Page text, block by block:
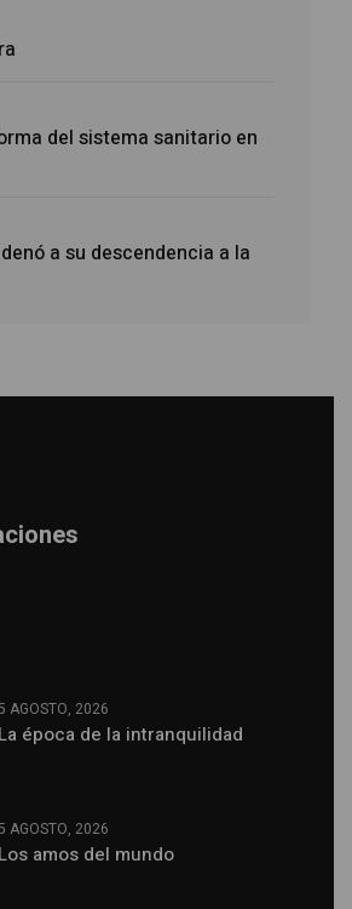
del sistema sanitario en
a su descendencia a la
5 AGOSTO, 2026
La época de la intranquilidad
5 AGOSTO, 2026
Los amos del mundo